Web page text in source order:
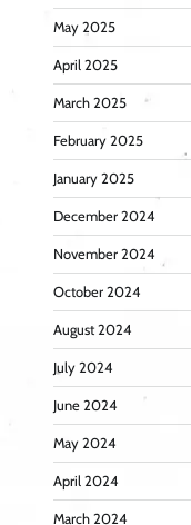
May 2025
April 2025
March 2025
February 2025
January 2025
December 2024
November 2024
October 2024
August 2024
July 2024
June 2024
May 2024
April 2024
March 2024